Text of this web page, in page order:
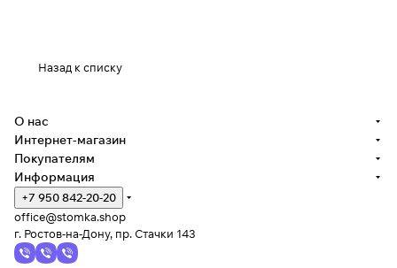
Назад к списку
О нас
Интернет-магазин
Покупателям
Информация
+7 950 842-20-20
office@stomka.shop
г. Ростов-на-Дону, пр. Стачки 143